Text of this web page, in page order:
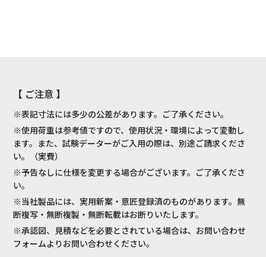
【 ご注意 】
※表記寸法には多少の公差があります。ご了承ください。
※使用荷重は参考値ですので、使用状況・環境によって変動し
ます。また、試験データーがご入用の際は、別途ご請求くださ
い。（実費）
※予告なしに仕様を変更する場合がございます。ご了承くださ
い。
※当社製品には、実用新案・意匠登録済のものがあります。無
断複写・無断複製・無断転載はお断りいたします。
※承認図、見積などを必要とされている場合は、お問い合わせ
フォームよりお問い合わせください。